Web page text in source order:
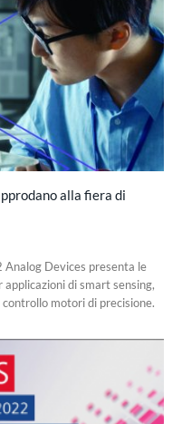
alla fiera di
Analog Devices presenta le
di smart sensing,
motori di precisione.